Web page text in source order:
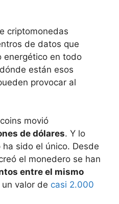
criptomonedas
de datos que
energético en todo
están esos
provocar al
movió
de dólares. Y lo
sido el único. Desde
el monedero se han
entre el mismo
un valor de casi 2.000